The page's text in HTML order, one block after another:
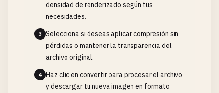
densidad de renderizado según tus
necesidades.
3
Selecciona si deseas aplicar compresión sin
pérdidas o mantener la transparencia del
archivo original.
4
Haz clic en convertir para procesar el archivo
y descargar tu nueva imagen en formato